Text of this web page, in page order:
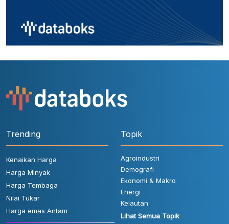
Trending
Kenaikan Harga
Harga Minyak
Harga Tembaga
Nilai Tukar
Harga emas Antam
Topik
Agroindustri
Demografi
Ekonomi & Makro
Energi
Kelautan
Lihat Semua Topik